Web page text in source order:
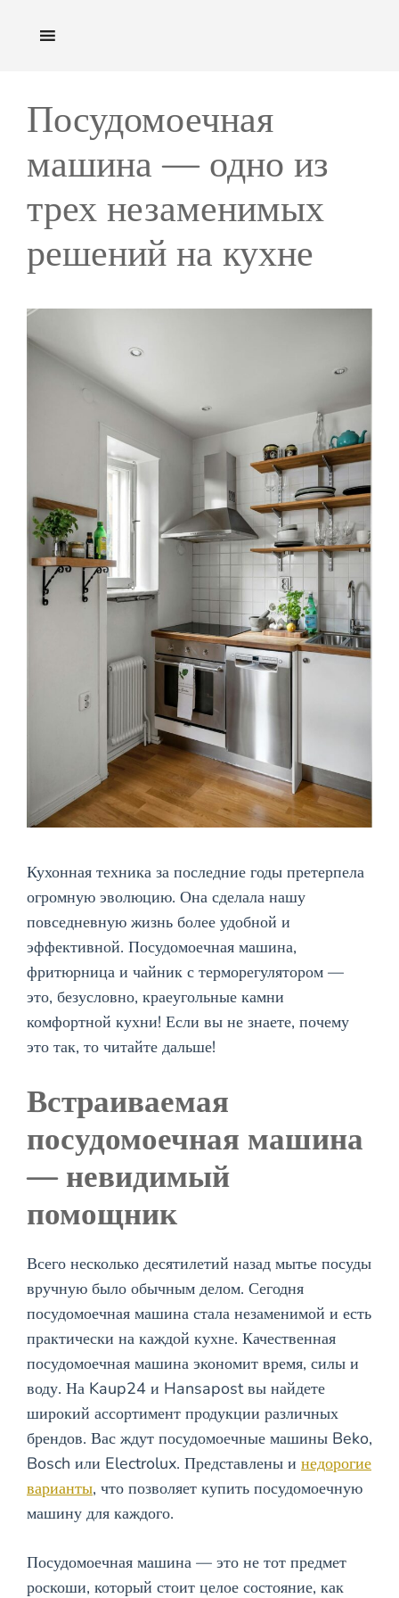
Посудомоечная
машина — одно из
трех незаменимых
решений на кухне
Кухонная техника за последние годы претерпела
огромную эволюцию. Она сделала нашу
повседневную жизнь более удобной и
эффективной. Посудомоечная машина,
фритюрница и чайник с терморегулятором —
это, безусловно, краеугольные камни
комфортной кухни! Если вы не знаете, почему
это так, то читайте дальше!
Встраиваемая
посудомоечная машина
— невидимый
помощник
Всего несколько десятилетий назад мытье посуды
вручную было обычным делом. Сегодня
посудомоечная машина стала незаменимой и есть
практически на каждой кухне. Качественная
посудомоечная машина экономит время, силы и
воду. На Kaup24 и Hansapost вы найдете
широкий ассортимент продукции различных
брендов. Вас ждут посудомоечные машины Beko,
Bosch или Electrolux. Представлены и недорогие
варианты, что позволяет купить посудомоечную
машину для каждого.
Посудомоечная машина — это не тот предмет
роскоши, который стоит целое состояние, как